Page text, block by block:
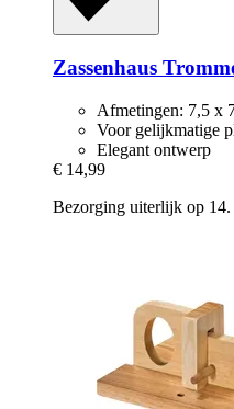
Zassenhaus
Afmetingen: 7,5 x
Voor gelijkmatige
Elegant ontwerp
€ 14,99
Bezorging uiterlijk op 14.